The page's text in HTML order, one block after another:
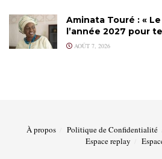
Aminata Touré : «
l’année 2027 pour
AOÛT 7, 2026
À propos Politique de Confidentialité
Espace replay